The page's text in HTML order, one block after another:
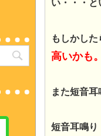
い・・・と
もしかした
高いかも。
また短音
短音耳鳴り